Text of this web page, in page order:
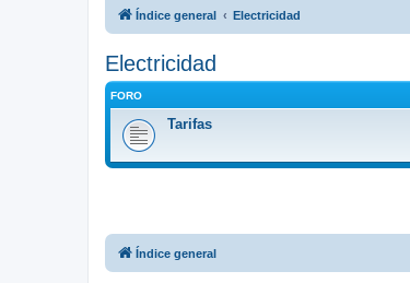
Índice general Electricidad
Electricidad
FORO
Tarifas
Índice general